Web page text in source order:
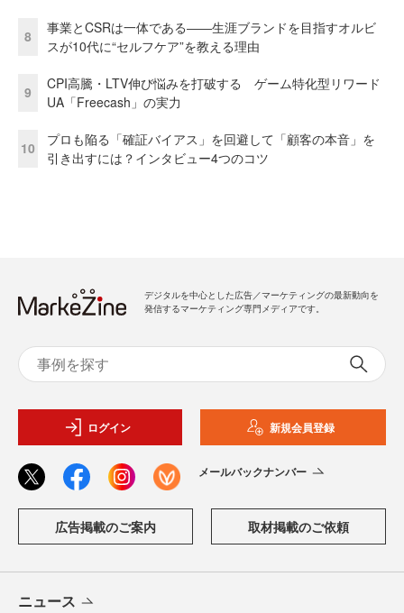
8
事業とCSRは一体である――生涯ブランドを目指すオルビ
スが10代に“セルフケア”を教える理由
9
CPI高騰・LTV伸び悩みを打破する ゲーム特化型リワード
UA「Freecash」の実力
10
プロも陥る「確証バイアス」を回避して「顧客の本音」を
引き出すには？インタビュー4つのコツ
デジタルを中心とした広告／マーケティングの最新動向を
発信するマーケティング専門メディアです。
ログイン 新規会員登録
メールバックナンバー
広告掲載のご案内 取材掲載のご依頼
ニュース